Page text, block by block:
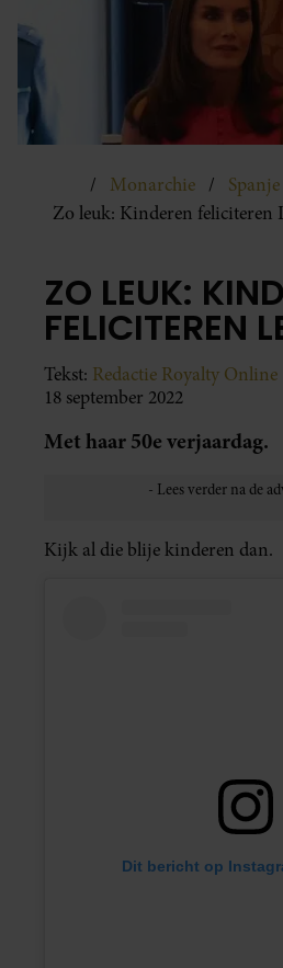
Monarchie
Spanje
Zo leuk: Kinderen feliciteren
ZO LEUK:
FELICITEREN
Tekst: Redactie Royalty Online
18 september 2022
Met haar 50e verjaardag.
Kijk al die blije kinderen dan.
Dit bericht op